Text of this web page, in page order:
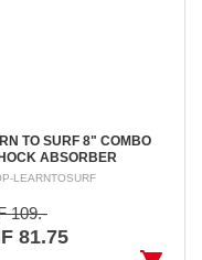
TO SURF 8" COMBO
ABSORBER
LEARNTOSURF
109.-
81.75